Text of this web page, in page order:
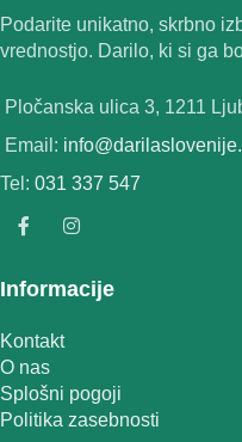
Podarite unikatno, skrbno
vrednostjo. Darilo, ki si ga
Pločanska ulica 3, 1211
Email:
Tel: 031 337 547
Informacije
Kontakt
O nas
Splošni pogoji
Politika zasebnosti